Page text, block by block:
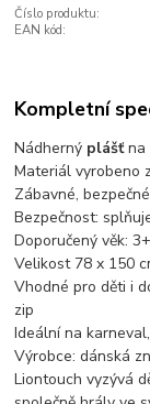
Číslo produktu:
EAN kód:
Kompletní
Nádherný plášťna
Materiál vyrobeno
Zábavné,
Bezpečnost:
Doporučený věk: 3+
Velikost 78 x 150
Vhodné pro děti i
zip
Ideální na
Výrobce: dánská
Liontouch vyzývá